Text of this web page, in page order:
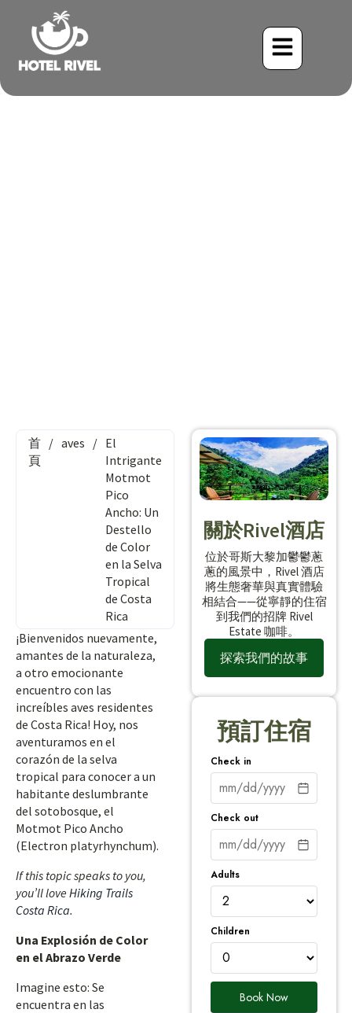
首
頁
/ aves / El
Intrigante
Motmot
Pico
Ancho: Un
Destello
de Color
en la Selva
Tropical
de Costa
Rica
¡Bienvenidos nuevamente,
amantes de la naturaleza,
a otro emocionante
encuentro con las
increíbles aves residentes
de Costa Rica! Hoy, nos
aventuramos en el
corazón de la selva
tropical para conocer a un
habitante deslumbrante
del sotobosque, el
Motmot Pico Ancho
(Electron platyrhynchum).
If this topic speaks to you,
you’ll love Hiking Trails
Costa Rica.
Una Explosión de Color
en el Abrazo Verde
Imagine esto: Se
encuentra en las
關於Rivel酒店
位於哥斯大黎加鬱鬱蔥
蔥的風景中，Rivel 酒店
將生態奢華與真實體驗
相結合——從寧靜的住宿
到我們的招牌 Rivel
Estate 咖啡。
探索我們的故事
預訂住宿
Check in
Check out
Adults
Children
Book Now